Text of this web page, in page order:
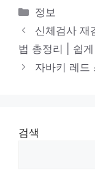
카
테
리
정보
신체검사 재
법 총정리 | 쉽
자바키 레드
검색